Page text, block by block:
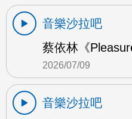
音樂沙拉吧
蔡依林《
2026/07/09
音樂沙拉吧